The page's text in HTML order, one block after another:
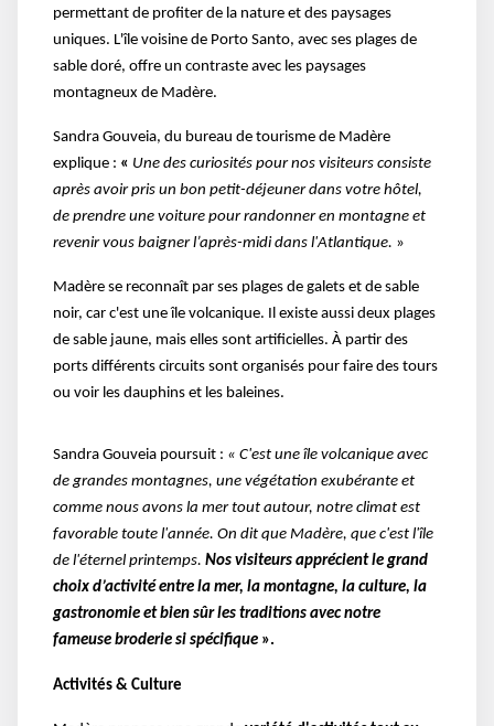
permettant de profiter de la nature et des paysages
uniques. L'île voisine de Porto Santo, avec ses plages de
sable doré, offre un contraste avec les paysages
montagneux de Madère.
Sandra Gouveia, du bureau de tourisme de Madère
explique : « Une des curiosités pour nos visiteurs consiste
après avoir pris un bon petit-déjeuner dans votre hôtel,
de prendre une voiture pour randonner en montagne et
revenir vous baigner l’après-midi dans l'Atlantique. »
Madère se reconnaît par ses plages de galets et de sable
noir, car c'est une île volcanique. Il existe aussi deux plages
de sable jaune, mais elles sont artificielles. À partir des
ports différents circuits sont organisés pour faire des tours
ou voir les dauphins et les baleines.
Sandra Gouveia poursuit : « C'est une île volcanique avec
de grandes montagnes, une végétation exubérante et
comme nous avons la mer tout autour, notre climat est
favorable toute l'année. On dit que Madère, que c'est l'île
de l'éternel printemps. Nos visiteurs apprécient le grand
choix d’activité entre la mer, la montagne, la culture, la
gastronomie et bien sûr les traditions avec notre
fameuse broderie si spécifique ».
Activités & Culture